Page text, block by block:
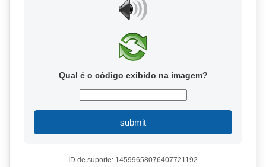
Qual é o código exibido na imagem?
submit
ID de suporte: 14599658076407721192